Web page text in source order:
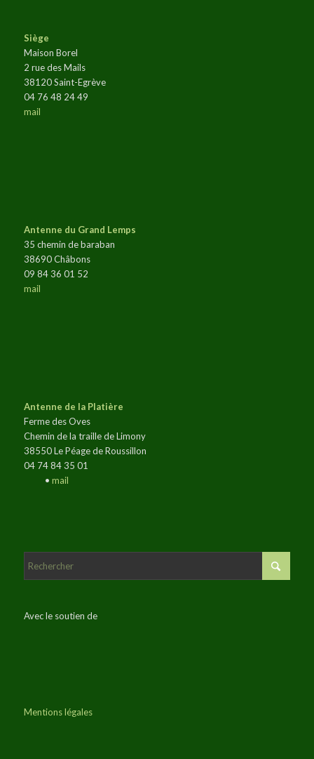
Siège
Maison Borel
2 rue des Mails
38120 Saint-Egrève
04 76 48 24 49
mail
Antenne du Grand Lemps
35 chemin de baraban
38690 Châbons
09 84 36 01 52
mail
Antenne de la Platière
Ferme des Oves
Chemin de la traille de Limony
38550 Le Péage de Roussillon
04 74 84 35 01
• mail
Avec le soutien de
Mentions légales